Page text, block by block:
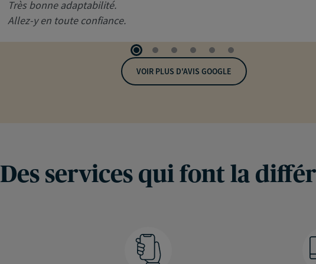
Très bonne adaptabilité.
Allez-y en toute confiance.
VOIR PLUS D'AVIS GOOGLE
Des services qui font la